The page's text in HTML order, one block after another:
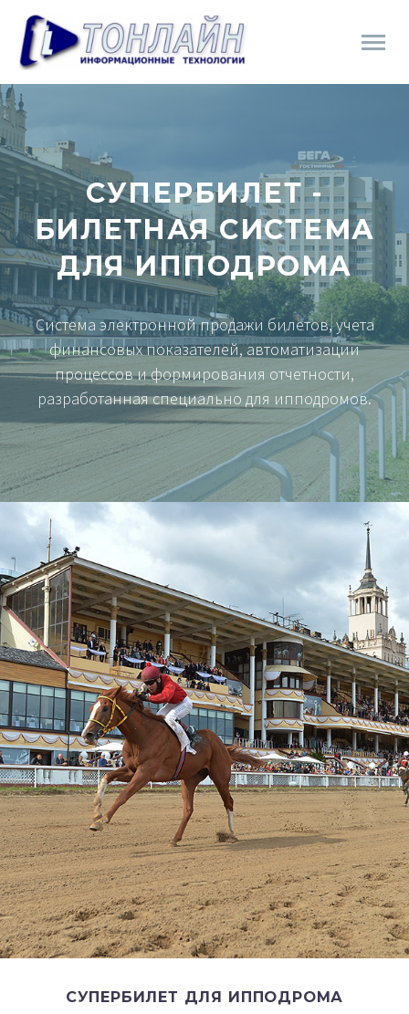
СУПЕРБИЛЕТ -
БИЛЕТНАЯ СИСТЕМА
ДЛЯ ИППОДРОМА
Система электронной продажи билетов, учета
финансовых показателей, автоматизации
процессов и формирования отчетности,
разработанная специально для ипподромов.
СУПЕРБИЛЕТ ДЛЯ ИППОДРОМА